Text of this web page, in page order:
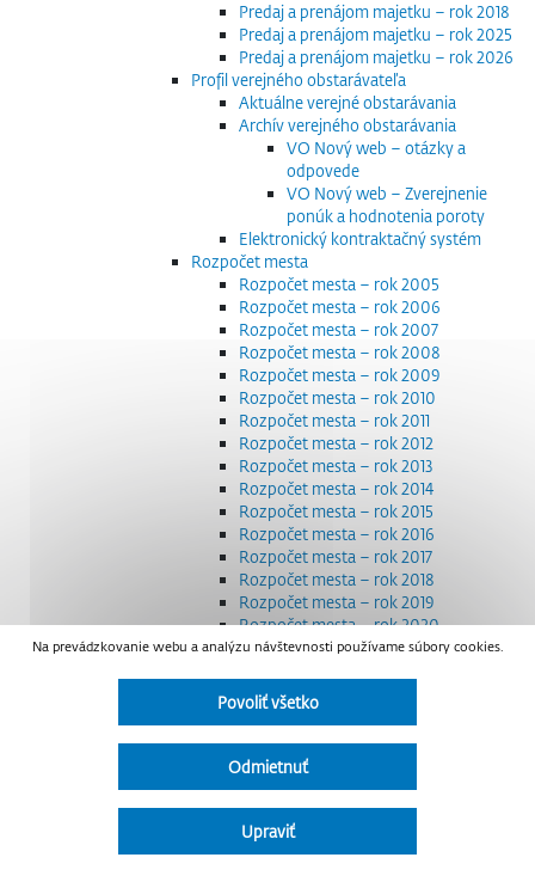
Predaj a prenájom majetku – rok 2018
Predaj a prenájom majetku – rok 2025
Predaj a prenájom majetku – rok 2026
Profil verejného obstarávateľa
Aktuálne verejné obstarávania
Archív verejného obstarávania
VO Nový web – otázky a
odpovede
VO Nový web – Zverejnenie
ponúk a hodnotenia poroty
Elektronický kontraktačný systém
Rozpočet mesta
Rozpočet mesta – rok 2005
Rozpočet mesta – rok 2006
Rozpočet mesta – rok 2007
Rozpočet mesta – rok 2008
Rozpočet mesta – rok 2009
Rozpočet mesta – rok 2010
Rozpočet mesta – rok 2011
Rozpočet mesta – rok 2012
Rozpočet mesta – rok 2013
Rozpočet mesta – rok 2014
Rozpočet mesta – rok 2015
Rozpočet mesta – rok 2016
Rozpočet mesta – rok 2017
Rozpočet mesta – rok 2018
Rozpočet mesta – rok 2019
Rozpočet mesta – rok 2020
Rozpočet mesta – rok 2021
Rozpočet mesta – rok 2023
Rozpočet mesta – rok 2024
Rozpočet mesta – rok 2026
Strategické dokumenty
Transparentnosť a výdavky na štátnu reklamu
Úradná tabuľa
Na prevádzkovanie webu a analýzu návštevnosti používame súbory cookies.
Povoliť všetko
Odmietnuť
Upraviť